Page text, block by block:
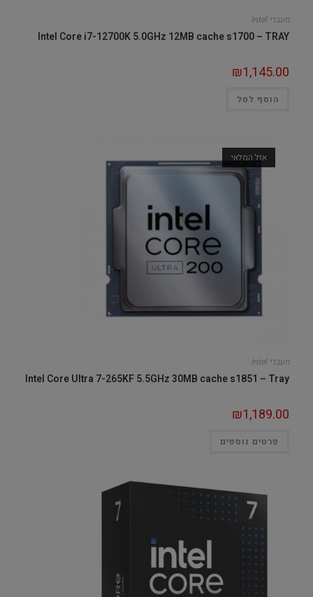
מעבדי Intel
Intel Core i7-12700K 5.0GHz 12MB cache s1700 – TRAY
₪1,145.00
הוסף לסל
אזל המלאי
מעבדי Intel
Intel Core Ultra 7-265KF 5.5GHz 30MB cache s1851 – Tray
₪1,189.00
פרטים נוספים